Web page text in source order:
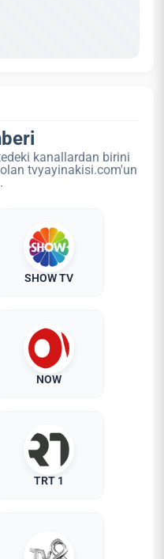
kanallardan birini
tvyayinakisi.com'un
SHOW TV
NOW
TRT 1